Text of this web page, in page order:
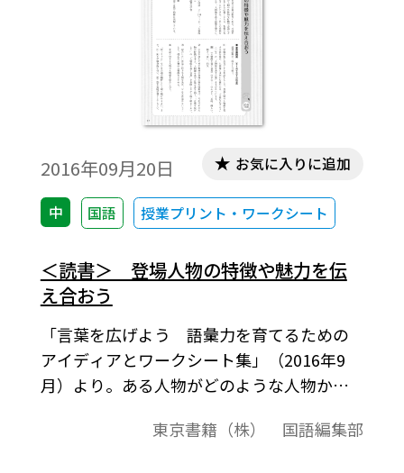
を磨く機会としたい。
2016年09月20日
中 国語 授業プリント・ワークシート
お気に入りに追加
＜読書＞ 登場人物の特徴や魅力を伝
え合おう
「言葉を広げよう 語彙力を育てるための
アイディアとワークシート集」（2016年9
月）より。ある人物がどのような人物かを
作品では、それぞれの人物の具体的な行動
東京書籍（株） 国語編集部